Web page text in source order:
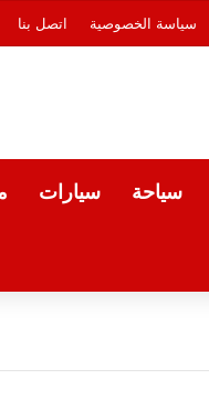
سياسة الخصوصية اتصل بنا
سياحة سيارات